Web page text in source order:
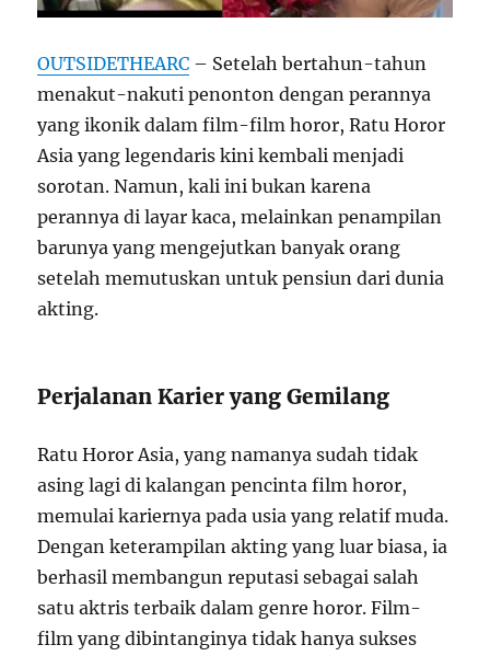
OUTSIDETHEARC – Setelah bertahun-tahun
menakut-nakuti penonton dengan perannya
yang ikonik dalam film-film horor, Ratu Horor
Asia yang legendaris kini kembali menjadi
sorotan. Namun, kali ini bukan karena
perannya di layar kaca, melainkan penampilan
barunya yang mengejutkan banyak orang
setelah memutuskan untuk pensiun dari dunia
akting.
Perjalanan Karier yang Gemilang
Ratu Horor Asia, yang namanya sudah tidak
asing lagi di kalangan pencinta film horor,
memulai kariernya pada usia yang relatif muda.
Dengan keterampilan akting yang luar biasa, ia
berhasil membangun reputasi sebagai salah
satu aktris terbaik dalam genre horor. Film-
film yang dibintanginya tidak hanya sukses